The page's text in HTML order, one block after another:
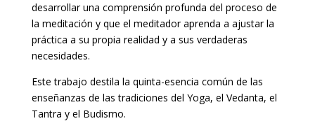
desarrollar una comprensión profunda del proceso de
la meditación y que el meditador aprenda a ajustar la
práctica a su propia realidad y a sus verdaderas
necesidades.
Este trabajo destila la quinta-esencia común de las
enseñanzas de las tradiciones del Yoga, el Vedanta, el
Tantra y el Budismo.